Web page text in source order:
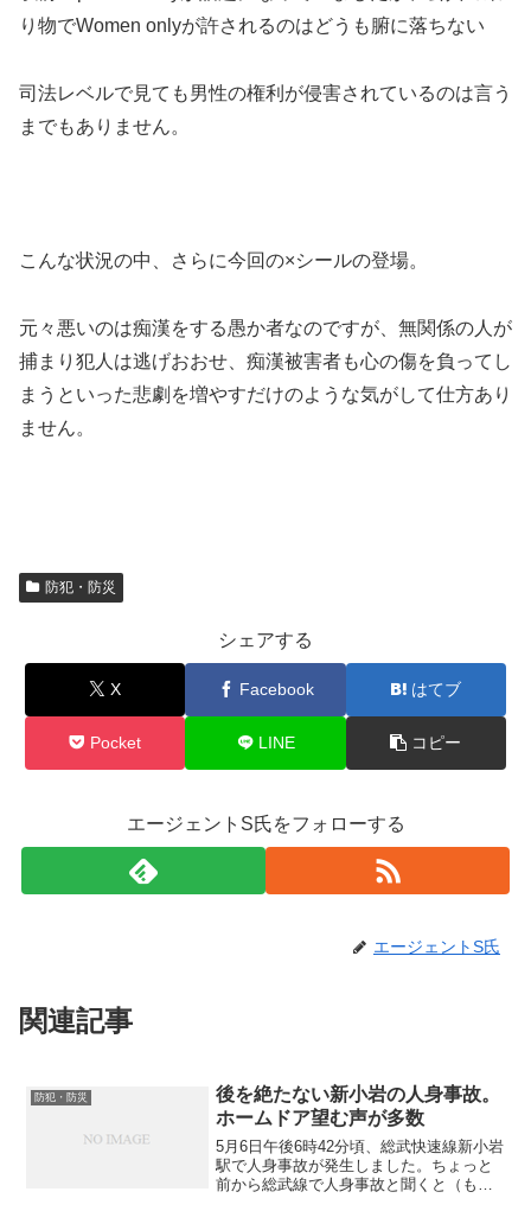
り物でWomen onlyが許されるのはどうも腑に落ちない
司法レベルで見ても男性の権利が侵害されているのは言う
までもありません。
こんな状況の中、さらに今回の×シールの登場。
元々悪いのは痴漢をする愚か者なのですが、無関係の人が
捕まり犯人は逃げおおせ、痴漢被害者も心の傷を負ってし
まうといった悲劇を増やすだけのような気がして仕方あり
ません。
防犯・防災
シェアする
X Facebook はてブ
Pocket LINE コピー
エージェントS氏をフォローする
エージェントS氏
関連記事
防犯・防災
後を絶たない新小岩の人身事故。
ホームドア望む声が多数
5月6日午後6時42分頃、総武快速線新小岩
駅で人身事故が発生しました。ちょっと
前から総武線で人身事故と聞くと（もし